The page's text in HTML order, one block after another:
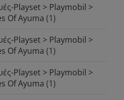
Playset > Playmobil >
Of Ayuma (1)
Playset > Playmobil >
Of Ayuma (1)
Playset > Playmobil >
Of Ayuma (1)